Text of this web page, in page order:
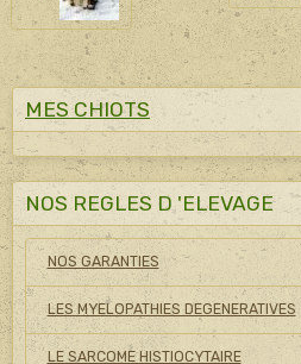
MES CHIOTS
NOS REGLES D 'ELEVAGE
NOS GARANTIES
LES MYELOPATHIES DEGENERATIVES
LE SARCOME HISTIOCYTAIRE